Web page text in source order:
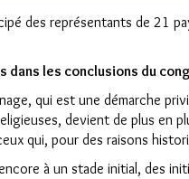
des représentants de 21
dans les conclusions du
qui est une démarche
devient de plus en
qui, pour des raisons
à un stade initial, des